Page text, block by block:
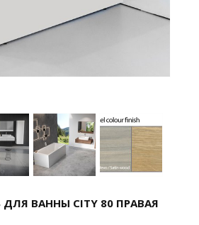
ВАННЫ CITY 80 ПРАВАЯ